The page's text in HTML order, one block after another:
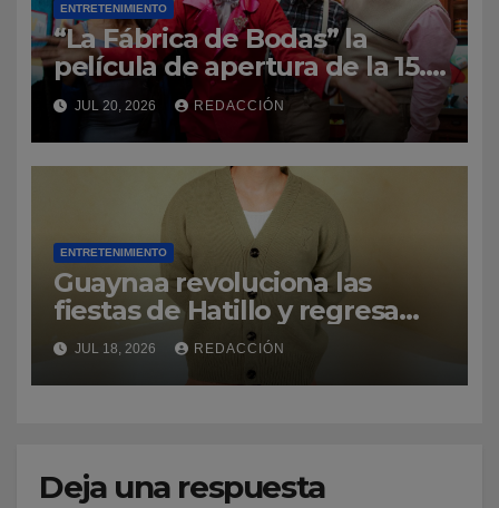
ENTRETENIMIENTO
“La Fábrica de Bodas” la
película de apertura de la 15.ª
edición del Dominican Film
Festival in New York
JUL 20, 2026 REDACCIÓN
ENTRETENIMIENTO
Guaynaa revoluciona las
fiestas de Hatillo y regresa
por la puerta grande a su
natal Puerto Rico
JUL 18, 2026 REDACCIÓN
Deja una respuesta